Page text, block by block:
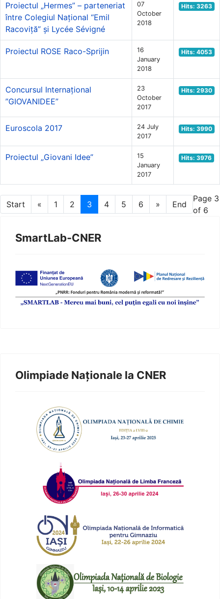
Proiectul „Hermes” – parteneriat
între Colegiul Național “Emil
Racoviță” și Lycée Sévigné
07
October
2018
Hits: 3263
Proiectul ROSE Raco-Sprijin
16
January
2018
Hits: 4053
Concursul Internațional
”GIOVANIDEE”
23
October
2017
Hits: 2930
Euroscola 2017
24 July
2017
Hits: 3990
Proiectul „Giovani Idee”
15
January
2017
Hits: 3976
Start « 1 2 3 4 5 6 » End
Page 3
of 6
SmartLab-CNER
Olimpiade Naționale la CNER